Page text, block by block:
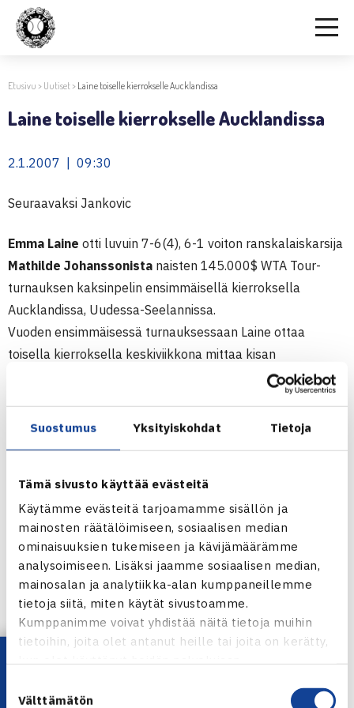
Suostumus Yksityiskohdat Tietoja
Tämä sivusto käyttää evästeitä
Käytämme evästeitä tarjoamamme sisällön ja
mainosten räätälöimiseen, sosiaalisen median
ominaisuuksien tukemiseen ja kävijämäärämme
analysoimiseen. Lisäksi jaamme sosiaalisen median,
mainosalan ja analytiikka-alan kumppaneillemme
tietoja siitä, miten käytät sivustoamme.
Kumppanimme voivat yhdistää näitä tietoja muihin
tietoihin, joita olet antanut heille tai joita on kerätty,
valinta
Välttämätön
Etusivu > Uutiset> Laine toiselle kierrokselle Aucklandissa
Laine toiselle kierrokselle Aucklandissa
2.1.2007 | 09:30
Seuraavaksi Jankovic
Emma Laine otti luvuin 7-6(4), 6-1 voiton ranskalaiskarsija
Mathilde Johanssonista naisten 145.000$ WTA Tour-
turnauksen kaksinpelin ensimmäisellä kierroksella
Aucklandissa, Uudessa-Seelannissa.
Vuoden ensimmäisessä turnauksessaan Laine ottaa
toisella kierroksella keskiviikkona mittaa kisan
Jelena Jankovicista, joka
passitti Saksan Julia Schruffiin katsomoon ensimmäisellä
kierroksella luvin 6-3, 6-4. WTA-rankingissa sijalla 12
Avauskierroksella argentiinalaispelaajat tekivät yllätyksiä:
Gisela Dulko pudotti kakkossijoitetun Venäjän Anastasia
Myskinan ja Palo Suarez kuudenneksi sijoitetun Saksan
Martina Müllerin, molemmat kolmessa erässä.
Naisten WTA Tour-turnaus Aucklandissa
Jaa: